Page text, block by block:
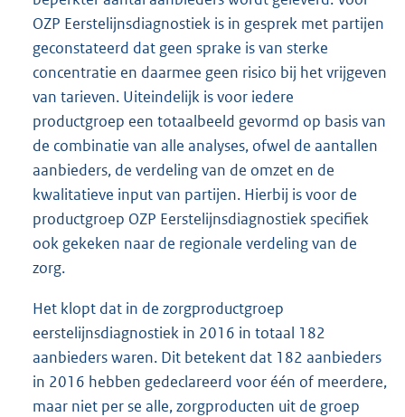
OZP Eerstelijnsdiagnostiek is in gesprek met partijen
geconstateerd dat geen sprake is van sterke
concentratie en daarmee geen risico bij het vrijgeven
van tarieven. Uiteindelijk is voor iedere
productgroep een totaalbeeld gevormd op basis van
de combinatie van alle analyses, ofwel de aantallen
aanbieders, de verdeling van de omzet en de
kwalitatieve input van partijen. Hierbij is voor de
productgroep OZP Eerstelijnsdiagnostiek specifiek
ook gekeken naar de regionale verdeling van de
zorg.
Het klopt dat in de zorgproductgroep
eerstelijnsdiagnostiek in 2016 in totaal 182
aanbieders waren. Dit betekent dat 182 aanbieders
in 2016 hebben gedeclareerd voor één of meerdere,
maar niet per se alle, zorgproducten uit de groep